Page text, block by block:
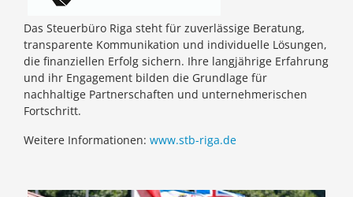
Das Steuerbüro Riga steht für zuverlässige Beratung,
transparente Kommunikation und individuelle Lösungen,
die finanziellen Erfolg sichern. Ihre langjährige Erfahrung
und ihr Engagement bilden die Grundlage für
nachhaltige Partnerschaften und unternehmerischen
Fortschritt.
Weitere Informationen: www.stb-riga.de